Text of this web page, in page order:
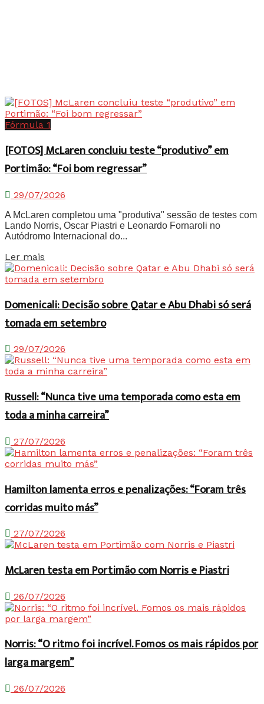
Fórmula 1
[FOTOS] McLaren concluiu teste “produtivo” em
Portimão: “Foi bom regressar”
29/07/2026
A McLaren completou uma "produtiva" sessão de testes com
Lando Norris, Oscar Piastri e Leonardo Fornaroli no
Autódromo Internacional do...
Ler mais
Domenicali: Decisão sobre Qatar e Abu Dhabi só será
tomada em setembro
29/07/2026
Russell: “Nunca tive uma temporada como esta em
toda a minha carreira”
27/07/2026
Hamilton lamenta erros e penalizações: “Foram três
corridas muito más”
27/07/2026
McLaren testa em Portimão com Norris e Piastri
26/07/2026
Norris: “O ritmo foi incrível. Fomos os mais rápidos por
larga margem”
26/07/2026